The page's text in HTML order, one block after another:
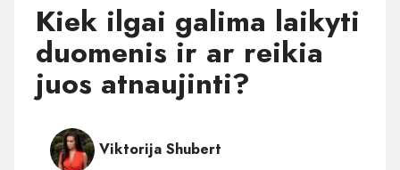
Kiek ilgai galima laikyti
duomenis ir ar reikia
juos atnaujinti?
Viktorija Shubert